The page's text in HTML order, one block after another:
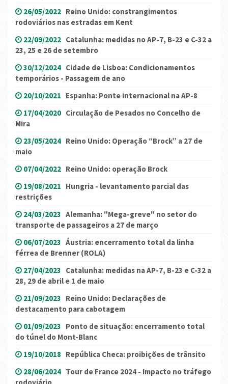
26/05/2022 Reino Unido: constrangimentos
rodoviários nas estradas em Kent
22/09/2022 Catalunha: medidas no AP-7, B-23 e C-32 a
23, 25 e 26 de setembro
30/12/2024 Cidade de Lisboa: Condicionamentos
temporários - Passagem de ano
20/10/2021 Espanha: Ponte internacional na AP-8
17/04/2020 Circulação de Pesados no Concelho de
Mira
23/05/2024 Reino Unido: Operação “Brock” a 27 de
maio
07/04/2022 Reino Unido: operação Brock
19/08/2021 Hungria - levantamento parcial das
restrições
24/03/2023 Alemanha: "Mega-greve" no setor do
transporte de passageiros a 27 de março
06/07/2023 Áustria: encerramento total da linha
férrea de Brenner (ROLA)
27/04/2023 Catalunha: medidas na AP-7, B-23 e C-32 a
28, 29 de abril e 1 de maio
21/09/2023 Reino Unido: Declarações de
destacamento para cabotagem
01/09/2023 Ponto de situação: encerramento total
do túnel do Mont-Blanc
19/10/2018 República Checa: proibições de trânsito
28/06/2024 Tour de France 2024 - Impacto no tráfego